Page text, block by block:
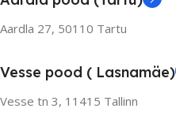
Aardla 27, 50110 Tartu
Vesse pood ( Lasnamäe)
Vesse tn 3, 11415 Tallinn